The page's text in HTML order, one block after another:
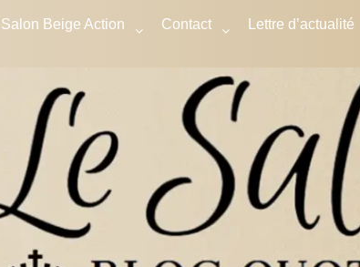
Salon Beige Action Contact Lettre d’actualité